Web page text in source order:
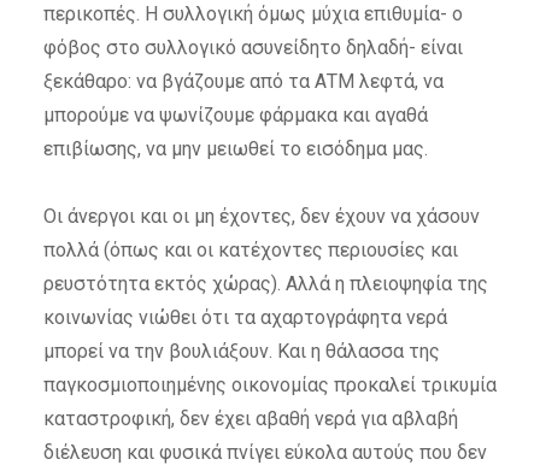
περικοπές. Η συλλογική όμως μύχια επιθυμία- ο
φόβος στο συλλογικό ασυνείδητο δηλαδή- είναι
ξεκάθαρο: να βγάζουμε από τα ΑΤΜ λεφτά, να
μπορούμε να ψωνίζουμε φάρμακα και αγαθά
επιβίωσης, να μην μειωθεί το εισόδημα μας.
Οι άνεργοι και οι μη έχοντες, δεν έχουν να χάσουν
πολλά (όπως και οι κατέχοντες περιουσίες και
ρευστότητα εκτός χώρας). Αλλά η πλειοψηφία της
κοινωνίας νιώθει ότι τα αχαρτογράφητα νερά
μπορεί να την βουλιάξουν. Και η θάλασσα της
παγκοσμιοποιημένης οικονομίας προκαλεί τρικυμία
καταστροφική, δεν έχει αβαθή νερά για αβλαβή
διέλευση και φυσικά πνίγει εύκολα αυτούς που δεν